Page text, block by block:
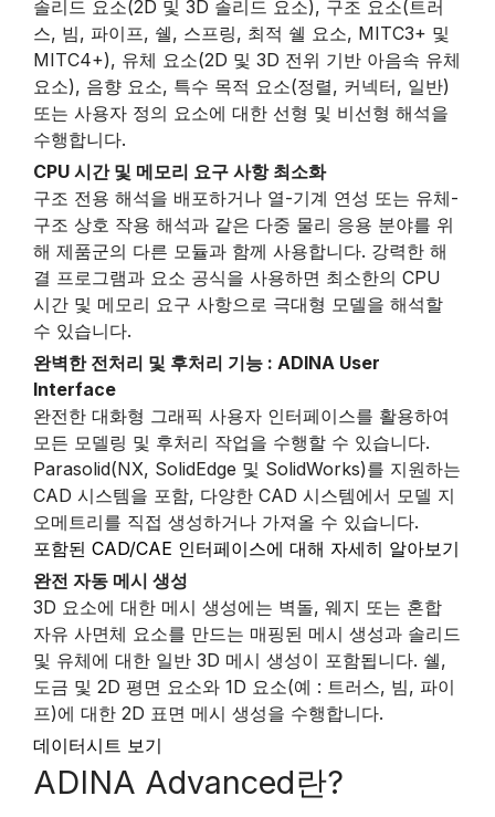
솔리드 요소(2D 및 3D 솔리드 요소), 구조 요소(트러
스, 빔, 파이프, 쉘, 스프링, 최적 쉘 요소, MITC3+ 및
MITC4+), 유체 요소(2D 및 3D 전위 기반 아음속 유체
요소), 음향 요소, 특수 목적 요소(정렬, 커넥터, 일반)
또는 사용자 정의 요소에 대한 선형 및 비선형 해석을
수행합니다.
CPU 시간 및 메모리 요구 사항 최소화
구조 전용 해석을 배포하거나 열-기계 연성 또는 유체-
구조 상호 작용 해석과 같은 다중 물리 응용 분야를 위
해 제품군의 다른 모듈과 함께 사용합니다. 강력한 해
결 프로그램과 요소 공식을 사용하면 최소한의 CPU
시간 및 메모리 요구 사항으로 극대형 모델을 해석할
수 있습니다.
완벽한 전처리 및 후처리 기능 : ADINA User
Interface
완전한 대화형 그래픽 사용자 인터페이스를 활용하여
모든 모델링 및 후처리 작업을 수행할 수 있습니다.
Parasolid(NX, SolidEdge 및 SolidWorks)를 지원하는
CAD 시스템을 포함, 다양한 CAD 시스템에서 모델 지
오메트리를 직접 생성하거나 가져올 수 있습니다.
포함된 CAD/CAE 인터페이스에 대해 자세히 알아보기
완전 자동 메시 생성
3D 요소에 대한 메시 생성에는 벽돌, 웨지 또는 혼합
자유 사면체 요소를 만드는 매핑된 메시 생성과 솔리드
및 유체에 대한 일반 3D 메시 생성이 포함됩니다. 쉘,
도금 및 2D 평면 요소와 1D 요소(예 : 트러스, 빔, 파이
프)에 대한 2D 표면 메시 생성을 수행합니다.
데이터시트 보기
ADINA Advanced란?